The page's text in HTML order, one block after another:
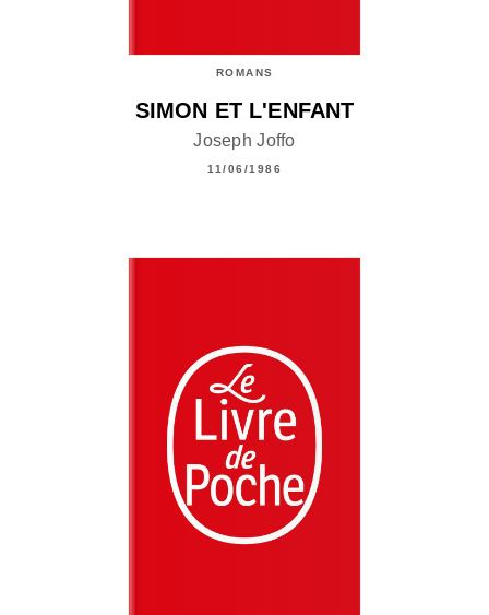
ROMANS
SIMON ET L'ENFANT
Joseph Joffo
11/06/1986